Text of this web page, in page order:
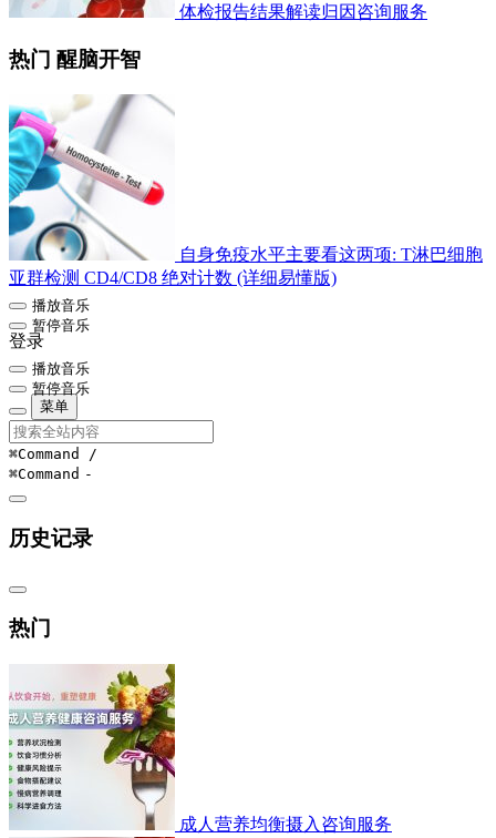
体检报告结果解读归因咨询服务
热门 醒脑开智
自身免疫水平主要看这两项: T淋巴细胞
亚群检测 CD4/CD8 绝对计数 (详细易懂版)
播放音乐
暂停音乐
登录
播放音乐
暂停音乐
菜单
⌘Command /
⌘Command -
历史记录
热门
成人营养均衡摄入咨询服务